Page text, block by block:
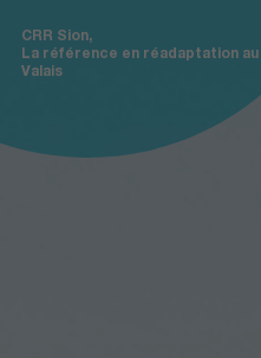
CRR Sion,
La référence en réadaptation au
Valais